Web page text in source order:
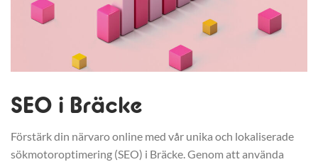
SEO i Bräcke
Förstärk din närvaro online med vår unika och lokaliserade
sökmotoroptimering (SEO) i Bräcke. Genom att använda